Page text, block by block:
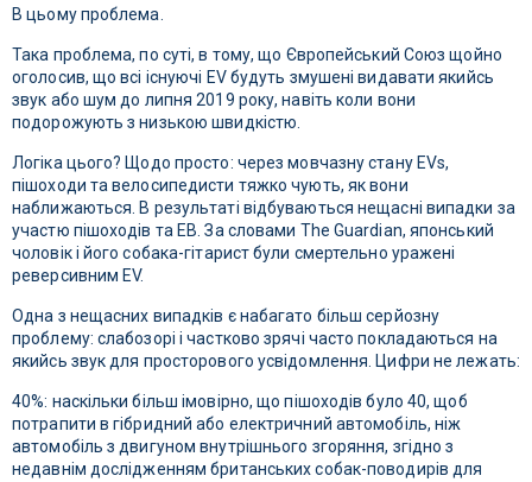
В цьому проблема.
Така проблема, по суті, в тому, що Європейський Союз щойно
оголосив, що всі існуючі EV будуть змушені видавати якийсь
звук або шум до липня 2019 року, навіть коли вони
подорожують з низькою швидкістю.
Логіка цього? Щодо просто: через мовчазну стану EVs,
пішоходи та велосипедисти тяжко чують, як вони
наближаються. В результаті відбуваються нещасні випадки за
участю пішоходів та ЕВ. За словами The Guardian, японський
чоловік і його собака-гітарист були смертельно уражені
реверсивним EV.
Одна з нещасних випадків є набагато більш серйозну
проблему: слабозорі і частково зрячі часто покладаються на
якийсь звук для просторового усвідомлення. Цифри не лежать:
40%: наскільки більш імовірно, що пішоходів було 40, щоб
потрапити в гібридний або електричний автомобіль, ніж
автомобіль з двигуном внутрішнього згоряння, згідно з
недавнім дослідженням британських собак-поводирів для